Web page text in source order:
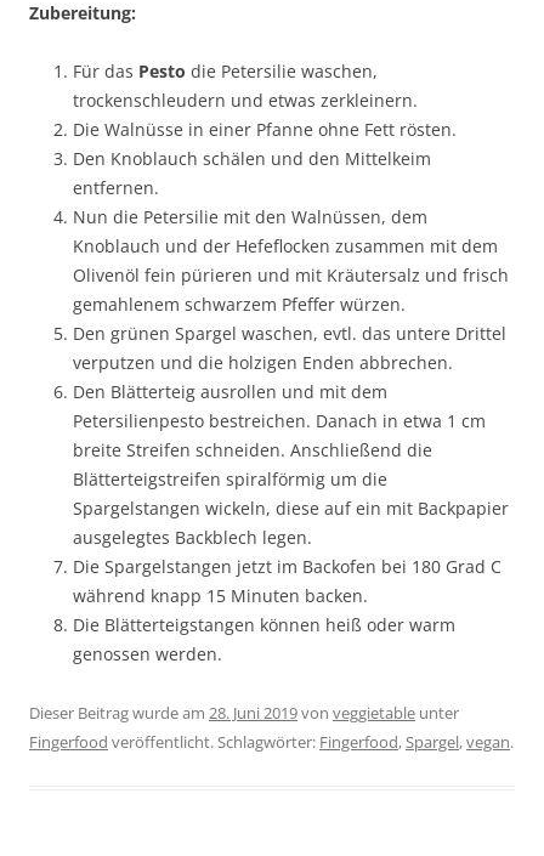
Zubereitung:
Für das Pesto die Petersilie waschen,
trockenschleudern und etwas zerkleinern.
Die Walnüsse in einer Pfanne ohne Fett rösten.
Den Knoblauch schälen und den Mittelkeim
entfernen.
Nun die Petersilie mit den Walnüssen, dem
Knoblauch und der Hefeflocken zusammen mit dem
Olivenöl fein pürieren und mit Kräutersalz und frisch
gemahlenem schwarzem Pfeffer würzen.
Den grünen Spargel waschen, evtl. das untere Drittel
verputzen und die holzigen Enden abbrechen.
Den Blätterteig ausrollen und mit dem
Petersilienpesto bestreichen. Danach in etwa 1 cm
breite Streifen schneiden. Anschließend die
Blätterteigstreifen spiralförmig um die
Spargelstangen wickeln, diese auf ein mit Backpapier
ausgelegtes Backblech legen.
Die Spargelstangen jetzt im Backofen bei 180 Grad C
während knapp 15 Minuten backen.
Die Blätterteigstangen können heiß oder warm
genossen werden.
Dieser Beitrag wurde am 28. Juni 2019von veggietable unter
Fingerfood veröffentlicht. Schlagwörter: Fingerfood,Spargel,vegan.